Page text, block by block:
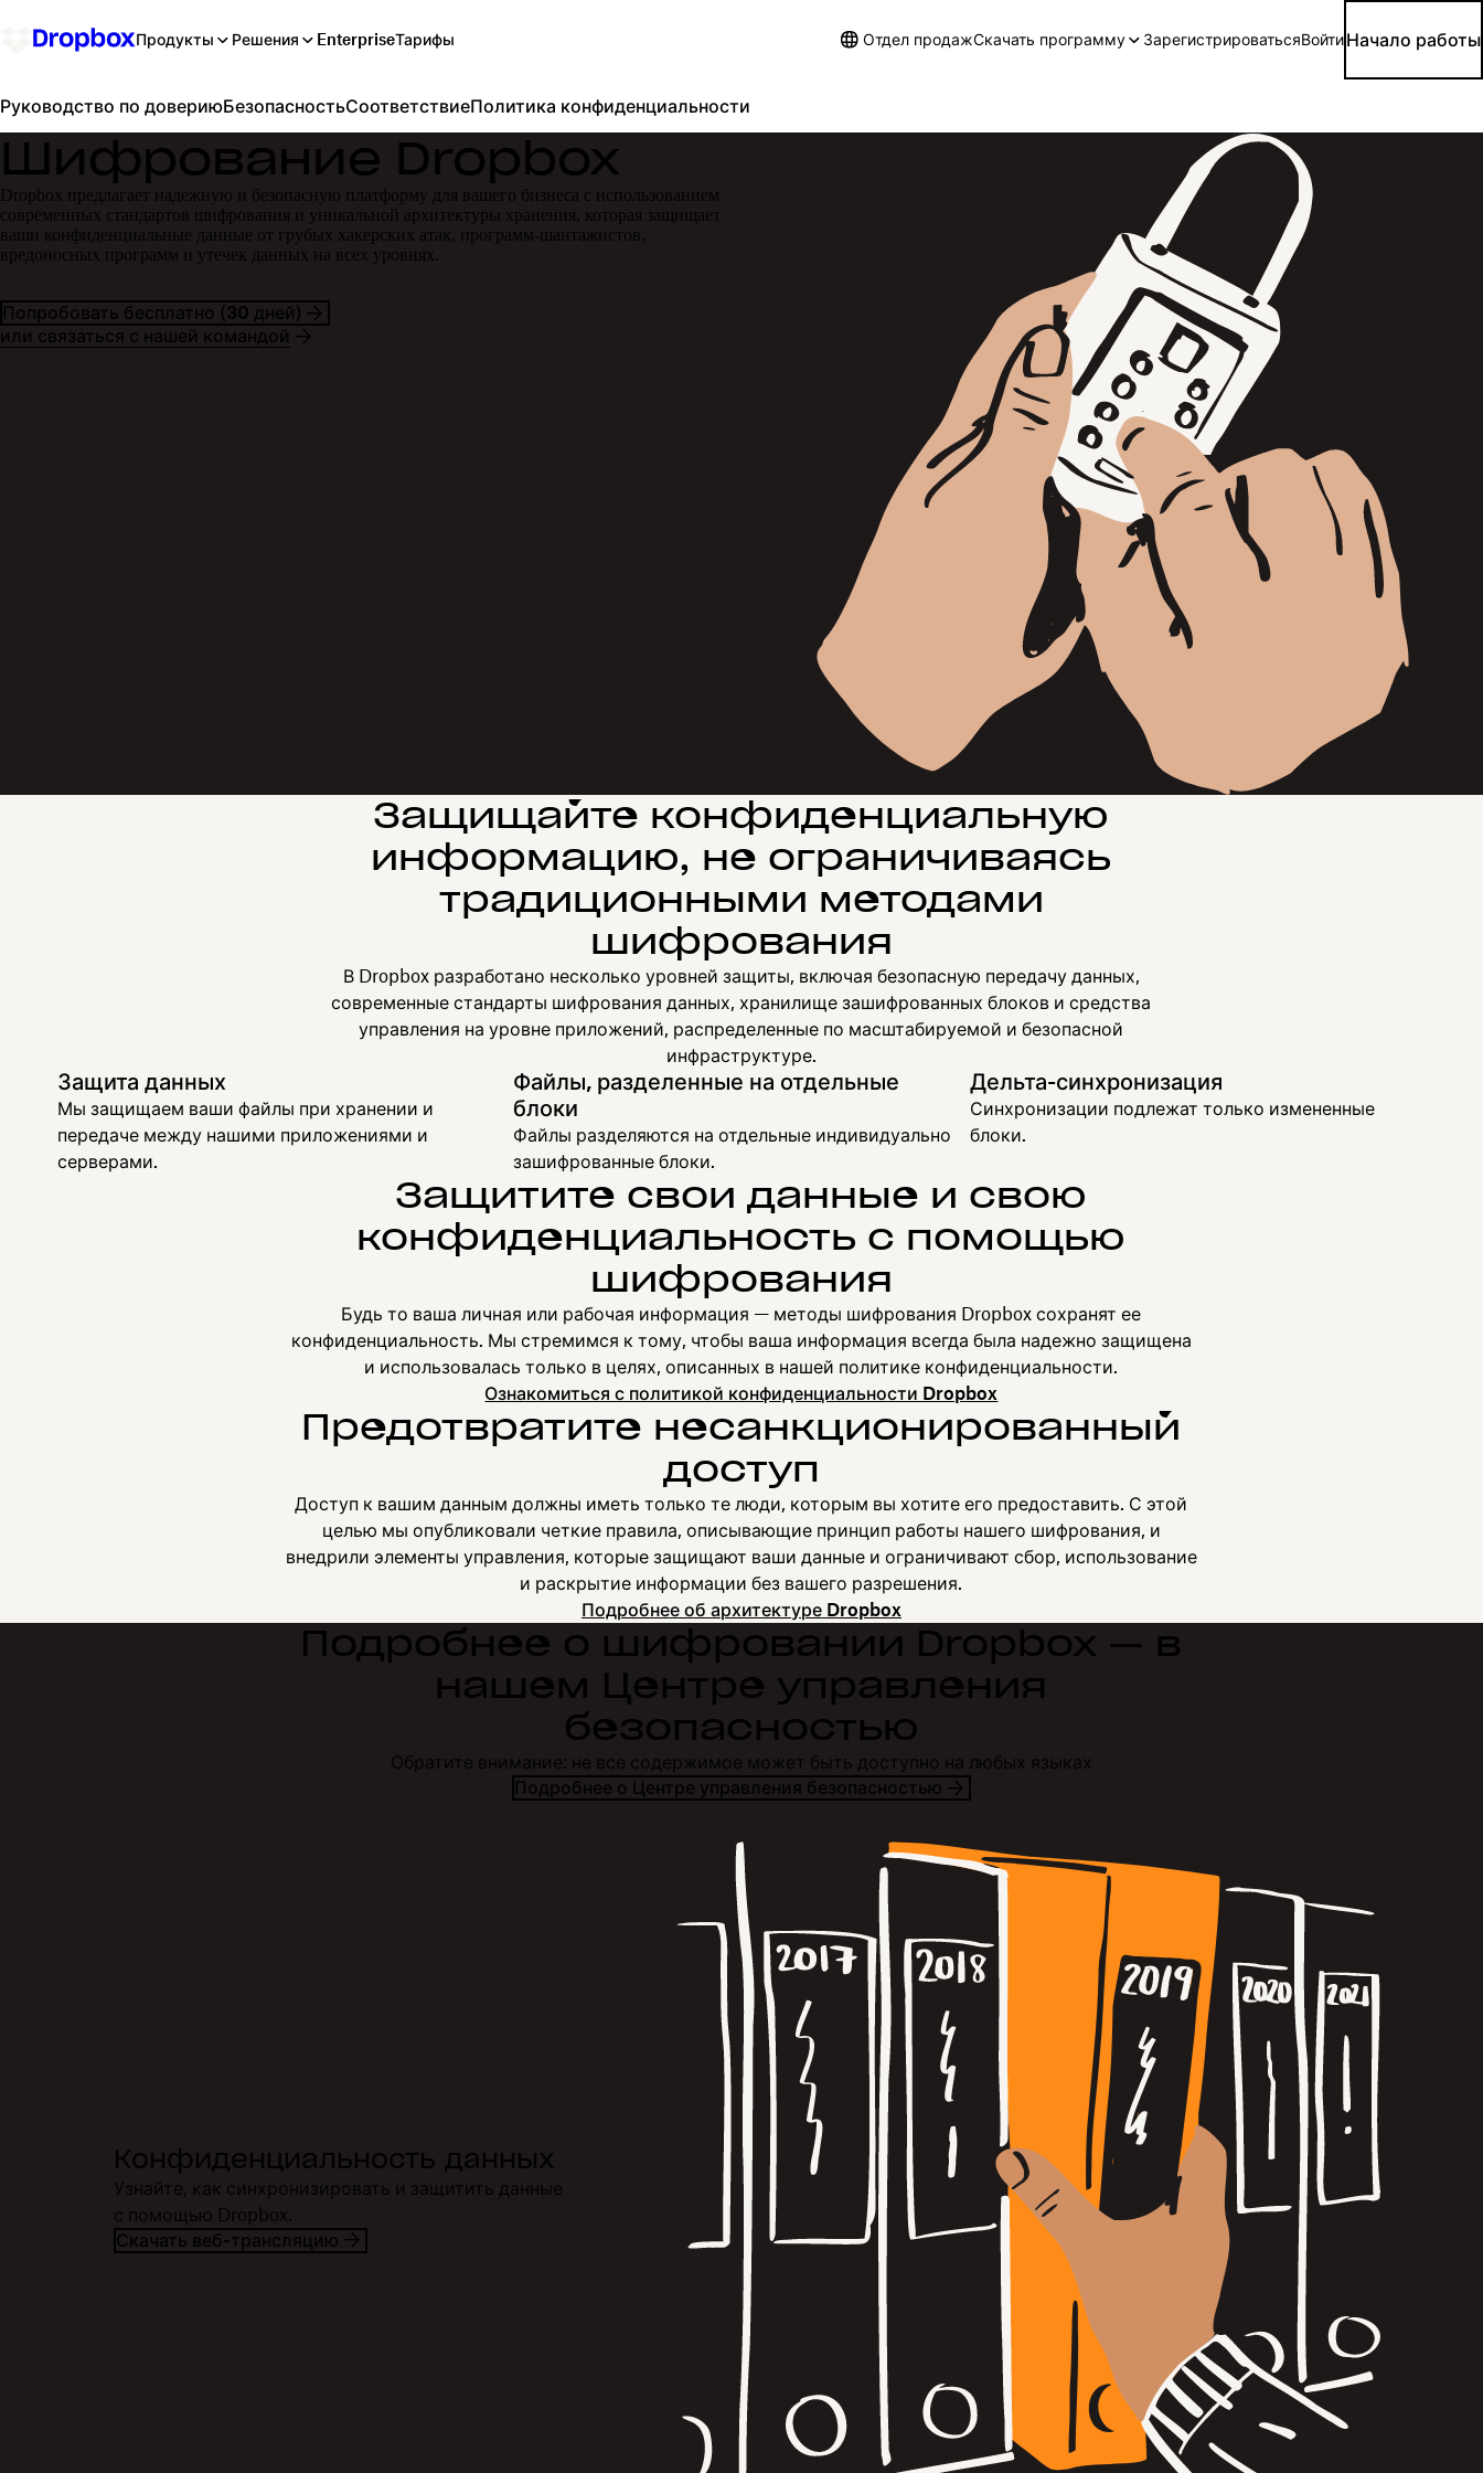
Продукты Решения EnterpriseТарифы Отдел продажСкачать программу ЗарегистрироватьсяВойтиНачало работы
Руководство по довериюБезопасностьСоответствиеПолитика конфиденциальности
Шифрование Dropbox
Dropbox предлагает надежную и безопасную платформу для вашего бизнеса с использованием
современных стандартов шифрования и уникальной архитектуры хранения, которая защищает
ваши конфиденциальные данные от грубых хакерских атак, программ-шантажистов,
вредоносных программ и утечек данных на всех уровнях.
Попробовать бесплатно (30 дней)
или связаться с нашей командой
Защищайте конфиденциальную
информацию, не ограничиваясь
традиционными методами
шифрования
В Dropbox разработано несколько уровней защиты, включая безопасную передачу данных,
современные стандарты шифрования данных, хранилище зашифрованных блоков и средства
управления на уровне приложений, распределенные по масштабируемой и безопасной
инфраструктуре.
Защита данных
Мы защищаем ваши файлы при хранении и
передаче между нашими приложениями и
серверами.
Файлы, разделенные на отдельные
блоки
Файлы разделяются на отдельные индивидуально
зашифрованные блоки.
Дельта-синхронизация
Синхронизации подлежат только измененные
блоки.
Защитите свои данные и свою
конфиденциальность с помощью
шифрования
Будь то ваша личная или рабочая информация — методы шифрования Dropbox сохранят ее
конфиденциальность. Мы стремимся к тому, чтобы ваша информация всегда была надежно защищена
и использовалась только в целях, описанных в нашей политике конфиденциальности.
Ознакомиться с политикой конфиденциальности Dropbox
Предотвратите несанкционированный
доступ
Доступ к вашим данным должны иметь только те люди, которым вы хотите его предоставить. С этой
целью мы опубликовали четкие правила, описывающие принцип работы нашего шифрования, и
внедрили элементы управления, которые защищают ваши данные и ограничивают сбор, использование
и раскрытие информации без вашего разрешения.
Подробнее об архитектуре Dropbox
Подробнее о шифровании Dropbox — в
нашем Центре управления
безопасностью
Обратите внимание: не все содержимое может быть доступно на любых языках
Подробнее о Центре управления безопасностью
Конфиденциальность данных
Узнайте, как синхронизировать и защитить данные
с помощью Dropbox.
Скачать веб-трансляцию